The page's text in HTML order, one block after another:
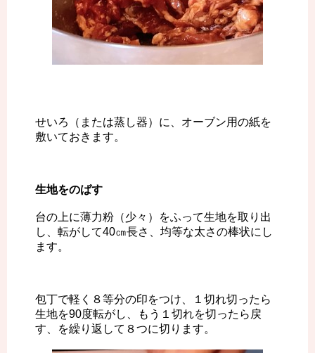
せいろ（または蒸し器）に、オーブン用の紙を
敷いておきます。
生地をのばす
台の上に薄力粉（少々）をふって生地を取り出
し、転がして40㎝長さ、均等な太さの棒状にし
ます。
包丁で軽く８等分の印をつけ、１切れ切ったら
生地を90度転がし、もう１切れを切ったら戻
す、を繰り返して８つに切ります。